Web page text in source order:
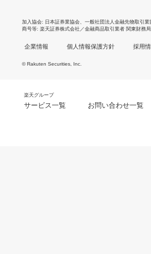
加入協会 日本証券業協会 一般社団法人金融先物取引業
商号等 楽天証券株式会社／金融商品取引業者 関東財務
企業情報 個人情報保護方針 採用
© Rakuten Securities, Inc.
楽天グループ
サービス一覧 お問い合わせ一覧